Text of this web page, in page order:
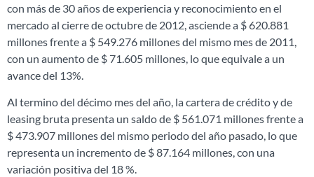
con más de 30 años de experiencia y reconocimiento en el
mercado al cierre de octubre de 2012, asciende a $ 620.881
millones frente a $ 549.276 millones del mismo mes de 2011,
con un aumento de $ 71.605 millones, lo que equivale a un
avance del 13%.
Al termino del décimo mes del año, la cartera de crédito y de
leasing bruta presenta un saldo de $ 561.071 millones frente a
$ 473.907 millones del mismo periodo del año pasado, lo que
representa un incremento de $ 87.164 millones, con una
variación positiva del 18 %.